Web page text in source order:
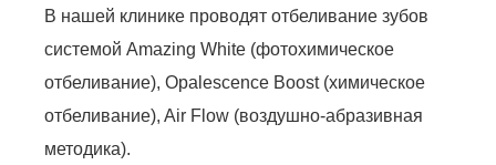
В нашей клинике проводят отбеливание зубов
системой Amazing White (фотохимическое
отбеливание), Opalescence Boost (химическое
отбеливание), Air Flow (воздушно-абразивная
методика).